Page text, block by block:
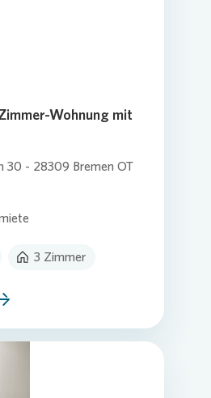
Wohnung mit
30 - 28309 Bremen OT
3 Zimmer